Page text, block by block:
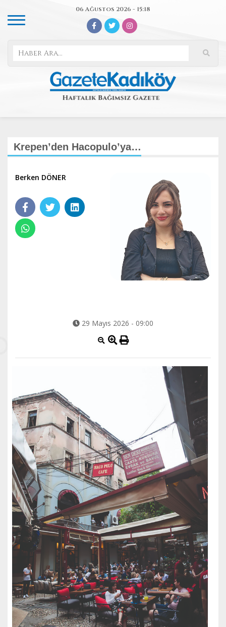
06 Ağustos 2026 - 15:18
Krepen’den Hacopulo’ya…
Berken DÖNER
29 Mayıs 2026 - 09:00